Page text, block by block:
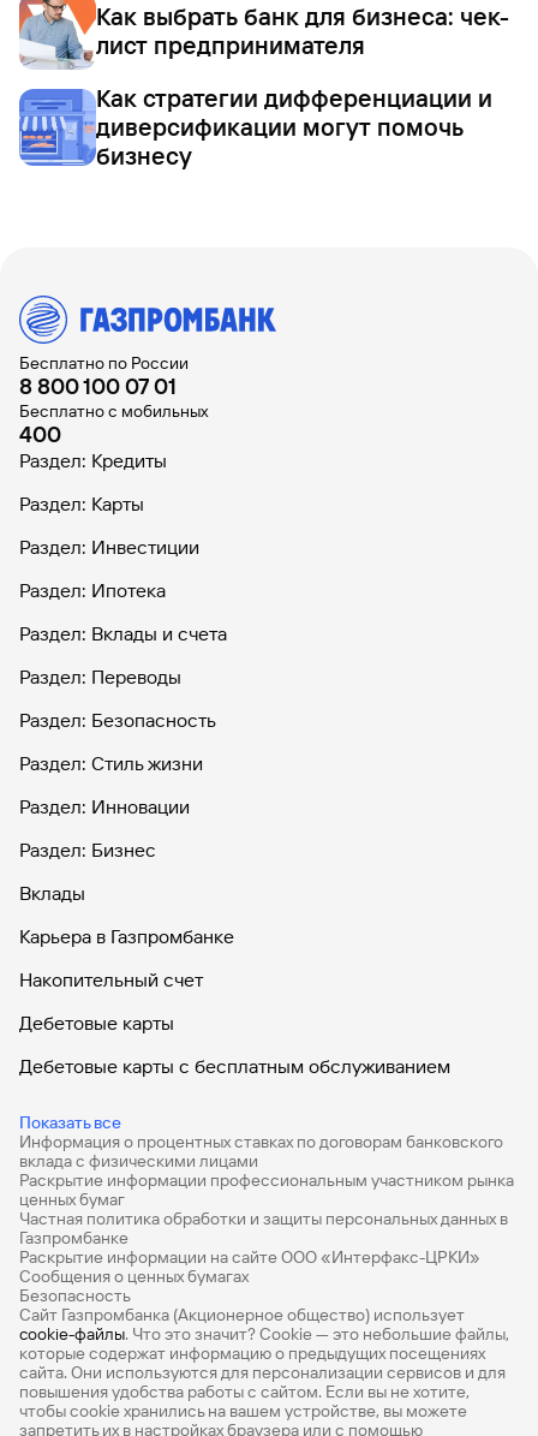
Как выбрать банк для бизнеса: чек-
лист предпринимателя
Как стратегии дифференциации и
диверсификации могут помочь
бизнесу
Бесплатно по России
8 800 100 07 01
Бесплатно с мобильных
400
Раздел: Кредиты
Раздел: Карты
Раздел: Инвестиции
Раздел: Ипотека
Раздел: Вклады и счета
Раздел: Переводы
Раздел: Безопасность
Раздел: Стиль жизни
Раздел: Инновации
Раздел: Бизнес
Вклады
Карьера в Газпромбанке
Накопительный счет
Дебетовые карты
Дебетовые карты с бесплатным обслуживанием
Показать все
Банковские вклады на 3 месяца
Вклады с высоким процентом
Калькулятор вкладов
Виртуальные карты
Премиум
РКО
Ипотечный калькулятор
Информация о процентных ставках по договорам банковского
вклада с физическими лицами
Раскрытие информации профессиональным участником рынка
ценных бумаг
Частная политика обработки и защиты персональных данных в
Газпромбанке
Раскрытие информации на сайте ООО «Интерфакс-ЦРКИ»
Сообщения о ценных бумагах
Безопасность
Сайт Газпромбанка (Акционерное общество) использует
cookie-файлы. Что это значит? Сookie — это небольшие файлы,
которые содержат информацию о предыдущих посещениях
сайта. Они используются для персонализации сервисов и для
повышения удобства работы с сайтом. Если вы не хотите,
чтобы сookie хранились на вашем устройстве, вы можете
запретить их в настройках браузера или с помощью